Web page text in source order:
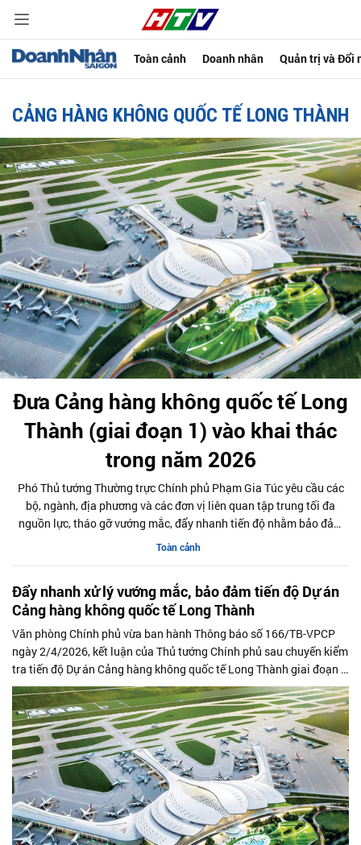
Toàn cảnh Doanh nhân Quản trị và Đổi
CẢNG HÀNG KHÔNG QUỐC TẾ LONG THÀNH
Đưa Cảng hàng không quốc tế Long
Thành (giai đoạn 1) vào khai thác
trong năm 2026
Phó Thủ tướng Thường trực Chính phủ Phạm Gia Túc yêu cầu các
bộ, ngành, địa phương và các đơn vị liên quan tập trung tối đa
nguồn lực, tháo gỡ vướng mắc, đẩy nhanh tiến độ nhằm bảo đảm
hoàn thành và đưa Cảng hàng không quốc tế Long Thành giai
Toàn cảnh
Đẩy nhanh xử lý vướng mắc, bảo đảm tiến độ Dự án
Cảng hàng không quốc tế Long Thành
Văn phòng Chính phủ vừa ban hành Thông báo số 166/TB-VPCP
ngày 2/4/2026, kết luận của Thủ tướng Chính phủ sau chuyến kiểm
tra tiến độ Dự án Cảng hàng không quốc tế Long Thành giai đoạn 1
và các tuyến giao thông kết nối.